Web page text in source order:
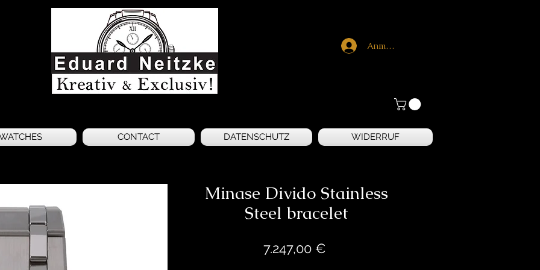
Anmelden
CONTACT DATENSCHUTZ WIDERRUF
Minase Divido Stainless
Steel bracelet
7.247,00 €